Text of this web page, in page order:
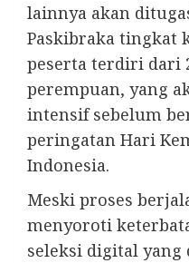
lainnya akan
Paskibraka tingkat
peserta terdiri dari
perempuan, yang
intensif sebelum
peringatan Hari
Indonesia.
Meski proses
menyoroti
seleksi digital yang